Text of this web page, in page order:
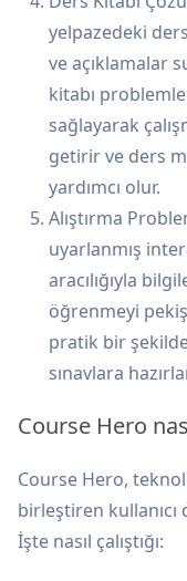
yelpazedeki
ve açıklamalar
kitabı
sağlayarak
getirir ve ders
yardımcı olur.
Alıştırma
uyarlanmış
aracılığıyla
öğrenmeyi
pratik bir
sınavlara
Course Hero
Course Hero,
birleştiren kullanıcı
İşte nasıl çalıştığı: